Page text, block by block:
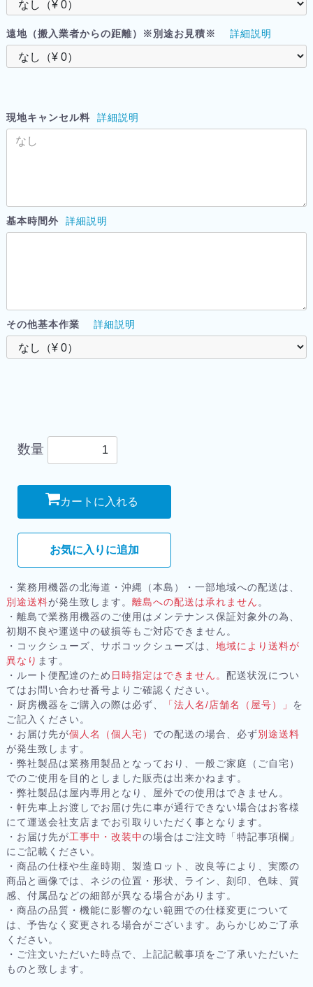
遠地（搬入業者からの距離）※別途お見積※ 詳細説明
現地キャンセル料 詳細説明
基本時間外 詳細説明
その他基本作業 詳細説明
数量
カートに入れる
お気に入りに追加
・業務用機器の北海道・沖縄（本島）・一部地域への配送は、
別途送料が発生致します。 離島への配送は承れません 。
・離島で業務用機器のご使用はメンテナンス保証対象外の為、
初期不良や運送中の破損等もご対応できません。
・コックシューズ、サボコックシューズは、 地域により送料が
異なり ます。
・ルート便配達のため 日時指定はできません。 配送状況につい
てはお問い合わせ番号よりご確認ください。
・厨房機器をご購入の際は必ず、
「法人名/店舗名（屋号）」 を
ご記入ください。
・お届け先が個人名（個人宅） での配送の場合、必ず別途送料
が発生致します。
・弊社製品は業務用製品となっており、一般ご家庭（ご自宅）
でのご使用を目的としました販売は出来かねます。
・弊社製品は屋内専用となり、屋外での使用はできません。
・軒先車上お渡しでお届け先に車が通行できない場合はお客様
にて運送会社支店までお引取りいただく事となります。
・お届け先が工事中・改装中の場合はご注文時「特記事項欄」
にご記載ください。
・商品の仕様や生産時期、製造ロット、改良等により、実際の
商品と画像では、ネジの位置・形状、ライン、刻印、色味、質
感、付属品などの細部が異なる場合があります。
・商品の品質・機能に影響のない範囲での仕様変更について
は、予告なく変更される場合がございます。あらかじめご了承
ください。
・ご注文いただいた時点で、上記記載事項をご了承いただいた
ものと致します。